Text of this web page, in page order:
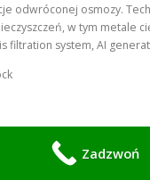
odwróconej osmozy.
w tym metale
na Wilanowie
Zadzwoń